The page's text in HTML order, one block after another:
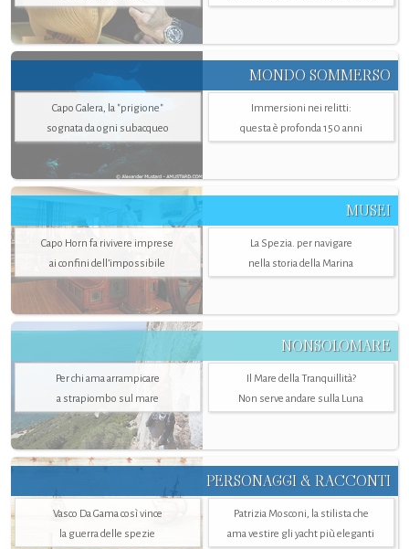
MONDO SOMMERSO
Capo Galera, la "prigione"
sognata da ogni subacqueo
Immersioni nei relitti:
questa è profonda 150 anni
MUSEI
Capo Horn fa rivivere imprese
ai confini dell’impossibile
La Spezia. per navigare
nella storia della Marina
NONSOLOMARE
Per chi ama arrampicare
a strapiombo sul mare
Il Mare della Tranquillità?
Non serve andare sulla Luna
PERSONAGGI & RACCONTI
Vasco Da Gama così vince
la guerra delle spezie
Patrizia Mosconi, la stilista che
ama vestire gli yacht più eleganti